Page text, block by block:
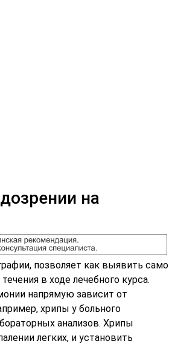
на
позволяет как выявить само
в ходе лечебного курса.
напрямую зависит от
хрипы у больного
анализов. Хрипы
легких, и установить